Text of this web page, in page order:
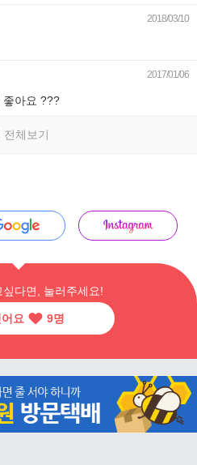
2018/03/10
2017/01/06
좋아요 ???
전체보기
다면, 눌러주세요!
요 9명